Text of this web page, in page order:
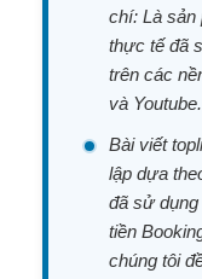
chí: Là sản
thực tế đã
trên các
và Youtube.
Bài viết
lập dựa
đã sử
tiền
chúng tôi